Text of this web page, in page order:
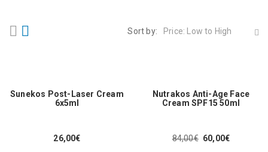
Sort by: Price: Low to High
Sunekos Post-Laser Cream
6x5ml
26,00€
Nutrakos Anti-Age Face
Cream SPF15 50ml
84,00€ 60,00€